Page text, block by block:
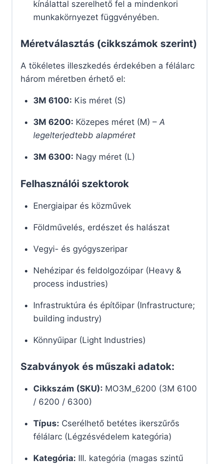
kínálattal szerelhető fel a mindenkori
munkakörnyezet függvényében.
Méretválasztás (cikkszámok szerint)
A tökéletes illeszkedés érdekében a félálarc
három méretben érhető el:
3M 6100: Kis méret (S)
3M 6200: Közepes méret (M) – A
legelterjedtebb alapméret
3M 6300: Nagy méret (L)
Felhasználói szektorok
Energiaipar és közművek
Földművelés, erdészet és halászat
Vegyi- és gyógyszeripar
Nehézipar és feldolgozóipar (Heavy &
process industries)
Infrastruktúra és építőipar (Infrastructure;
building industry)
Könnyűipar (Light Industries)
Szabványok és műszaki adatok:
Cikkszám (SKU): MO3M_6200 (3M 6100
/ 6200 / 6300)
Típus: Cserélhető betétes ikerszűrős
félálarc (Légzésvédelem kategória)
Kategória: III. kategória (magas szintű